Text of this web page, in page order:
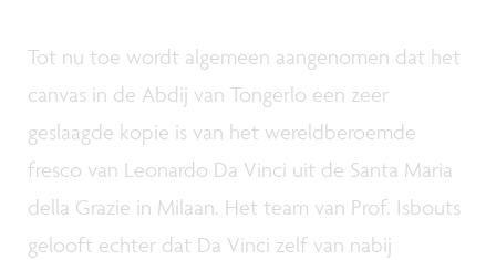
Tot nu toe wordt algemeen aangenomen dat het
canvas in de Abdij van Tongerlo een zeer
geslaagde kopie is van het wereldberoemde
fresco van Leonardo Da Vinci uit de Santa Maria
della Grazie in Milaan. Het team van Prof. Isbouts
gelooft echter dat Da Vinci zelf van nabij